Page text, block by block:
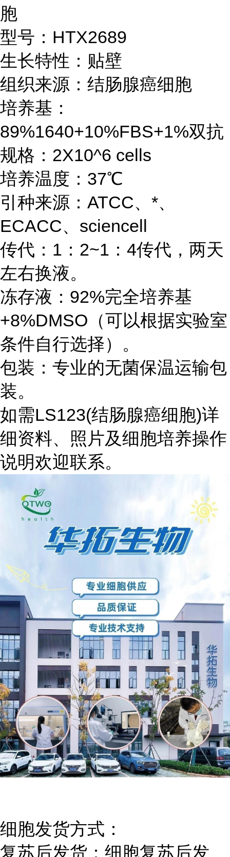
胞
型号：HTX2689
生长特性：贴壁
组织来源：结肠腺癌细胞
培养基：
89%1640+10%FBS+1%双抗
规格：2X10^6 cells
培养温度：37℃
引种来源：ATCC、*、
ECACC、sciencell
传代：1：2~1：4传代，两天
左右换液。
冻存液：92%完全培养基
+8%DMSO（可以根据实验室
条件自行选择）。
包装：专业的无菌保温运输包
装。
如需LS123(结肠腺癌细胞)详
细资料、照片及细胞培养操作
说明欢迎联系。
细胞发货方式：
复苏后发货：细胞复苏后发